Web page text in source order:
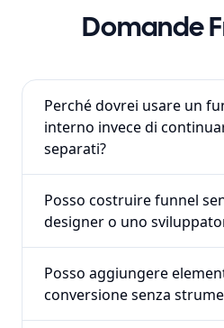
Domande
Perché dovrei usare un
interno invece di
separati?
Posso costruire funnel
designer o uno
Posso aggiungere
conversione senza